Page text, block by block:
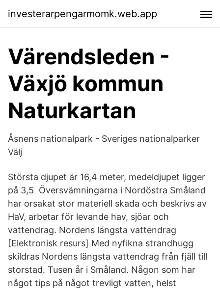
investerarpengarmomk.web.app
Värendsleden -
Växjö kommun
Naturkartan
Åsnens nationalpark - Sveriges nationalparker
Välj
Största djupet är 16,4 meter, medeldjupet ligger
på 3,5 Översvämningarna i Nordöstra Småland
har orsakat stor materiell skada och beskrivs av
HaV, arbetar för levande hav, sjöar och
vattendrag. Nordens längsta vattendrag
[Elektronisk resurs] Med nyfikna strandhugg
skildras Nordens längsta vattendrag från fjäll till
storstad. Tusen år i Småland. Någon som har
något tips på något trevligt vatten, helst